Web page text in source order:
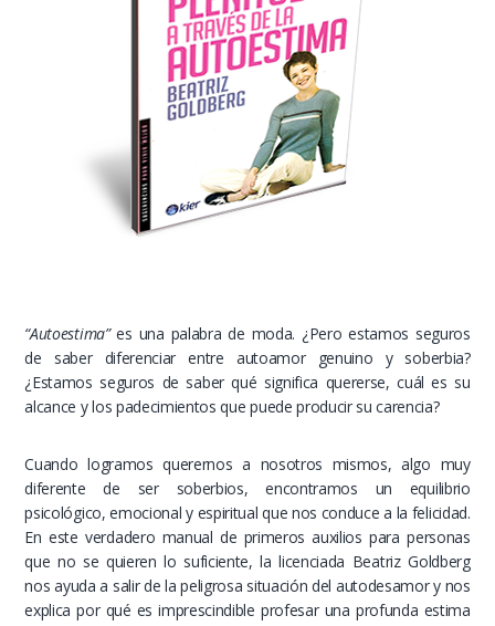
“Autoestima”es una palabra de moda. ¿Pero estamos seguros
de saber diferenciar entre autoamor genuino y soberbia?
¿Estamos seguros de saber qué significa quererse, cuál es su
alcance y los padecimientos que puede producir su carencia?
Cuando logramos querernos a nosotros mismos, algo muy
diferente de ser soberbios, encontramos un equilibrio
psicológico, emocional y espiritual que nos conduce a la felicidad.
En este verdadero manual de primeros auxilios para personas
que no se quieren lo suficiente, la licenciada Beatriz Goldberg
nos ayuda a salir de la peligrosa situación del autodesamor y nos
explica por qué es imprescindible profesar una profunda estima